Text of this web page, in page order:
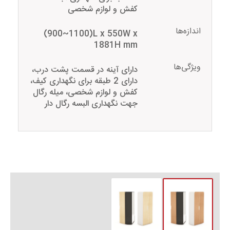
کفش و لوازم شخصی
اندازه‌ها
(900~1100)L x 550W x
1881H mm
ویژگی‌ها
دارای آینه در قسمت پشت درب،
دارای 2 طبقه برای نگهداری کیف،
کفش و لوازم شخصی، میله رگال
جهت نگهداری البسه رگال دار